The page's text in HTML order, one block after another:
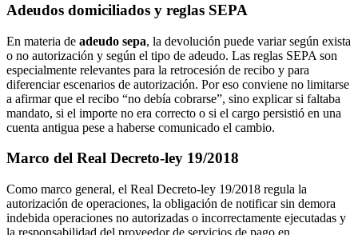
Adeudos domiciliados y reglas SEPA
En materia de adeudo sepa, la devolución puede variar según exista
o no autorización y según el tipo de adeudo. Las reglas SEPA son
especialmente relevantes para la retrocesión de recibo y para
diferenciar escenarios de autorización. Por eso conviene no limitarse
a afirmar que el recibo “no debía cobrarse”, sino explicar si faltaba
mandato, si el importe no era correcto o si el cargo persistió en una
cuenta antigua pese a haberse comunicado el cambio.
Marco del Real Decreto-ley 19/2018
Como marco general, el Real Decreto-ley 19/2018 regula la
autorización de operaciones, la obligación de notificar sin demora
indebida operaciones no autorizadas o incorrectamente ejecutadas y
la responsabilidad del proveedor de servicios de pago en